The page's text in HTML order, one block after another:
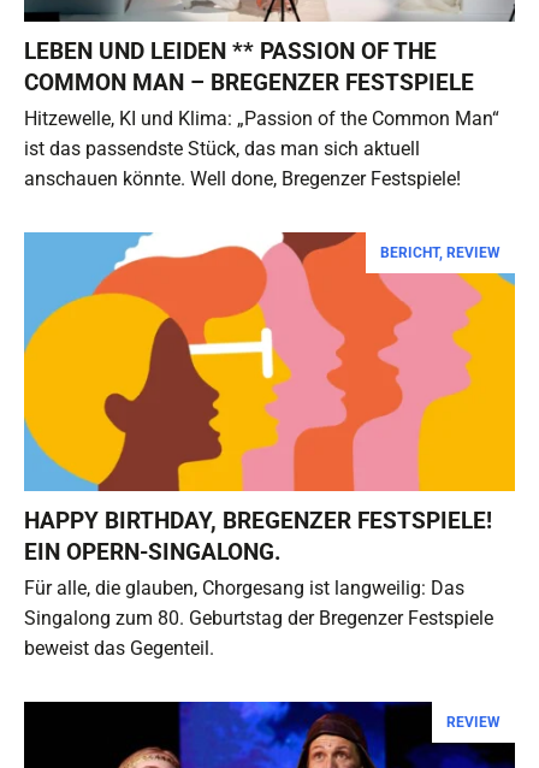
LEBEN UND LEIDEN ** PASSION OF THE
COMMON MAN – BREGENZER FESTSPIELE
Hitzewelle, KI und Klima: „Passion of the Common Man“
ist das passendste Stück, das man sich aktuell
anschauen könnte. Well done, Bregenzer Festspiele!
BERICHT, REVIEW
HAPPY BIRTHDAY, BREGENZER FESTSPIELE!
EIN OPERN-SINGALONG.
Für alle, die glauben, Chorgesang ist langweilig: Das
Singalong zum 80. Geburtstag der Bregenzer Festspiele
beweist das Gegenteil.
REVIEW